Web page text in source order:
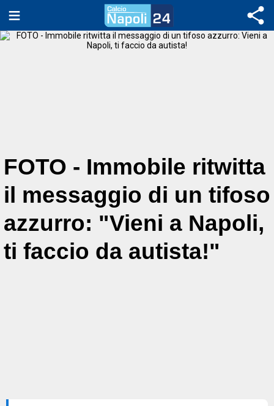
FOTO - Immobile ritwitta
il messaggio di un tifoso
azzurro: "Vieni a Napoli,
ti faccio da autista!"